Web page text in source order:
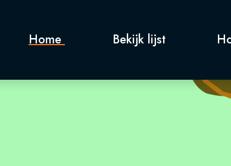
Home Bekijk lijst